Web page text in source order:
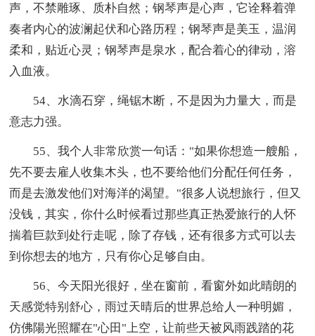
声，不禁雕琢、质朴自然；钢琴声是心声，它诠释着弹
奏者内心的波澜起伏和心路历程；钢琴声是美玉，温润
柔和，贴近心灵；钢琴声是泉水，配合着心的律动，溶
入血液。
54、水滴石穿，绳锯木断，不是因为力量大，而是
意志力强。
55、我个人非常欣赏一句话："如果你想造一艘船，
先不要去雇人收集木头，也不要给他们分配任何任务，
而是去激发他们对海洋的渴望。"很多人说想旅行，但又
没钱，其实，你什么时候看过那些真正热爱旅行的人怀
揣着巨款到处行走呢，除了存钱，还有很多方式可以去
到你想去的地方，只有你心足够自由。
56、今天阳光很好，坐在窗前，看窗外如此晴朗的
天感觉特别舒心，雨过天晴后的世界总给人一种明媚，
仿佛陽光照耀在"心田"上空，让前些天被风雨践踏的花